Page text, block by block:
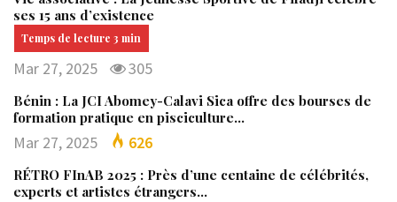
ses 15 ans d’existence
Mar 27, 2025 305
Bénin : La JCI Abomey-Calavi Sica offre des bourses de
formation pratique en pisciculture…
Mar 27, 2025 626
RÉTRO FInAB 2025 : Près d’une centaine de célébrités,
experts et artistes étrangers…